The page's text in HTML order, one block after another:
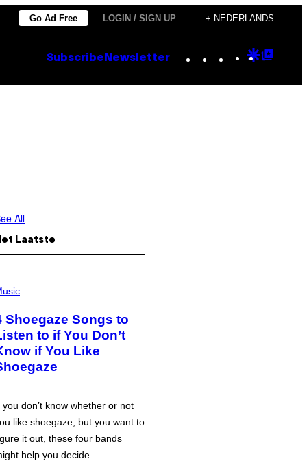
Go Ad Free LOGIN / SIGN UP + NEDERLANDS
Subscribe Newsletter Instagram
TikTok
YouTube
Google
All
Laatste
Shoegaze Songs to
to if You Don’t
if You Like
you don’t know whether or not
like shoegaze, but you want to
it out, these four bands
help you decide.